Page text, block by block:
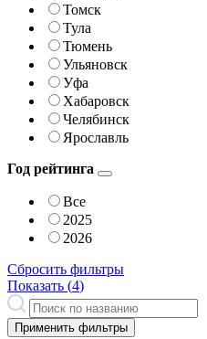
Томск
Тула
Тюмень
Ульяновск
Уфа
Хабаровск
Челябинск
Ярославль
Год рейтинга
Все
2025
2026
Сбросить фильтры
Показать (4)
Применить фильтры